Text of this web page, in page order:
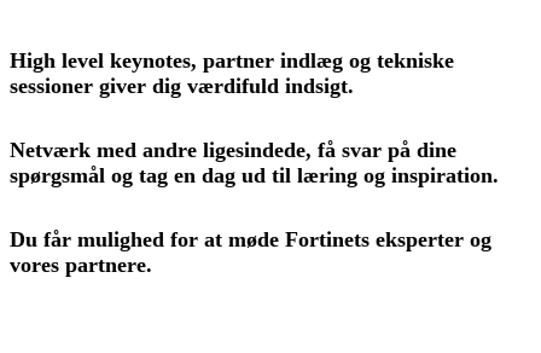
High level keynotes, partner indlæg og tekniske
sessioner giver dig værdifuld indsigt.
Netværk med andre ligesindede, få svar på dine
spørgsmål og tag en dag ud til læring og inspiration.
Du får mulighed for at møde Fortinets eksperter og
vores partnere.